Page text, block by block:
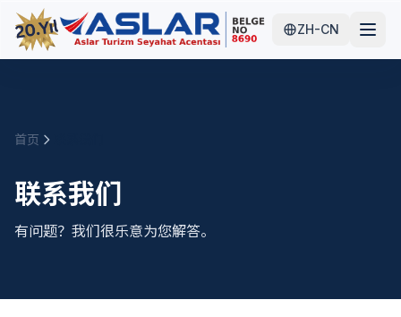
ZH-CN
首页
联系我们
有问题？我们很乐意为您解答。